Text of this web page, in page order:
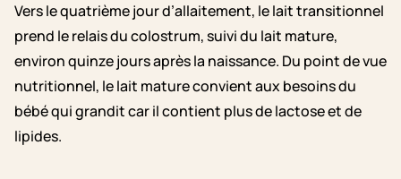
Vers le quatrième jour d’allaitement, le lait transitionnel
prend le relais du colostrum, suivi du lait mature,
environ quinze jours après la naissance. Du point de vue
nutritionnel, le lait mature convient aux besoins du
bébé qui grandit car il contient plus de lactose et de
lipides.